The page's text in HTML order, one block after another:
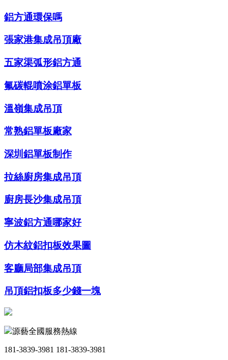
鋁方通環保嗎
張家港集成吊頂廠
五家渠弧形鋁方通
氟碳輥噴涂鋁單板
溫嶺集成吊頂
常熟鋁單板廠家
深圳鋁單板制作
拉絲廚房集成吊頂
廚房長沙集成吊頂
寧波鋁方通哪家好
仿木紋鋁扣板效果圖
客廳局部集成吊頂
吊頂鋁扣板多少錢一塊
源藝全國服務熱線
181-3839-3981 181-3839-3981